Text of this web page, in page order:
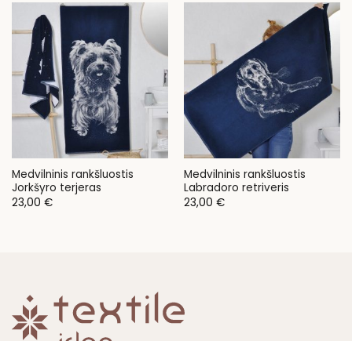
28,00 €
Medvilninis rankšluostis
Jorkšyro terjeras
23,00 €
Medvilninis rankšluostis
Labradoro retriveris
23,00 €